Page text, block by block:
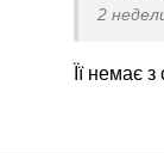
2
Її немає з